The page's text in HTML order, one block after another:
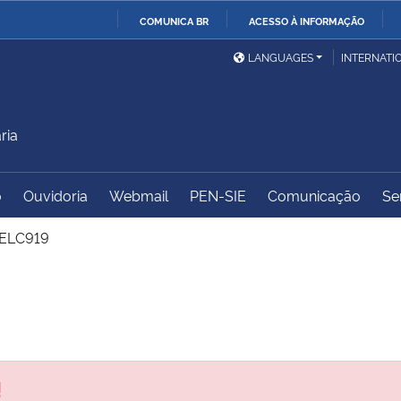
COMUNICA BR ACESSO À INFORMAÇÃO
Ministério da Defesa
Ministério das Relações
Exteriores
Ministério do
Desenvolvimento Regional
Controladoria-Geral da
LANGUAGES
Ouvidoria Webmail PEN-SIE Comunicação
ELC919